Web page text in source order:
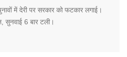
में देरी पर सरकार को फटकार लगाई।
सुनवाई 6 बार टली।